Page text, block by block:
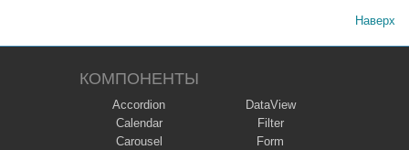
Наверх
КОМПОНЕНТЫ
Accordion
Calendar
Carousel
DataView
Filter
Form